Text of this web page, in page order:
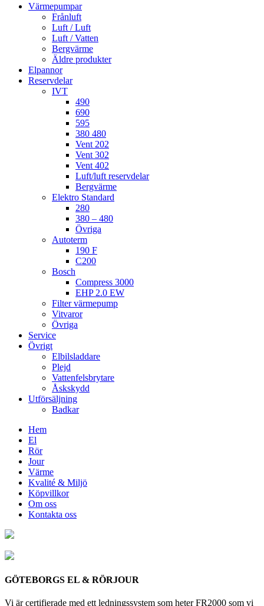
Värmepumpar
Frånluft
Luft / Luft
Luft / Vatten
Bergvärme
Äldre produkter
Elpannor
Reservdelar
IVT
490
690
595
380 480
Vent 202
Vent 302
Vent 402
Luft/luft reservdelar
Bergvärme
Elektro Standard
280
380 – 480
Övriga
Autoterm
190 F
C200
Bosch
Compress 3000
EHP 2.0 EW
Filter värmepump
Vitvaror
Övriga
Service
Övrigt
Elbilsladdare
Plejd
Vattenfelsbrytare
Åskskydd
Utförsäljning
Badkar
Hem
El
Rör
Jour
Värme
Kvalité & Miljö
Köpvillkor
Om oss
Kontakta oss
GÖTEBORGS EL & RÖRJOUR
Vi är certifierade med ett ledningssystem som heter FR2000 som vi